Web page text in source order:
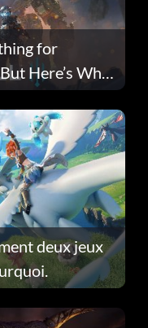
for
Here’s Why
deux jeux